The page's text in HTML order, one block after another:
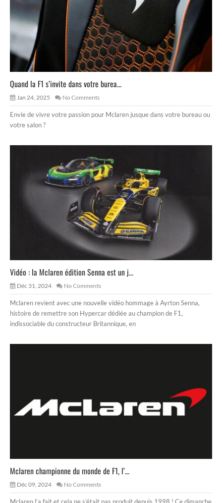
Quand la F1 s’invite dans votre burea...
Jan 24, 2025 No Comments
Envie de vivre votre passion pour Mclaren jusque dans votre bureau ou
votre salon ?
Vidéo : la Mclaren édition Senna est un j...
Déc 31, 2024 No Comments
Mclaren revient avec une nouvelle vidéo hommage à Ayrton Senna,
histoire de remettre son Hypercar dédiée au champion de F1,
indissociable du constructeur Britannique, en
Mclaren championne du monde de F1, l’...
Déc 09, 2024 No Comments
Mclaren l’a fait et cela ne s’était pas produit depuis 1998 ! Ce dimanche